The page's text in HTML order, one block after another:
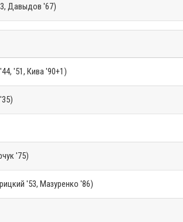
Давыдов '67)
'51, Кива '90+1)
'75)
'53, Мазуренко '86)